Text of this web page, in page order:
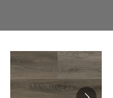
de
hoofdinhoud